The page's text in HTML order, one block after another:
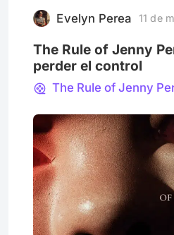
cuando apareció un
Evelyn Perea 11 de
The Rule of Jenny
perder el control
The Rule of Jenny